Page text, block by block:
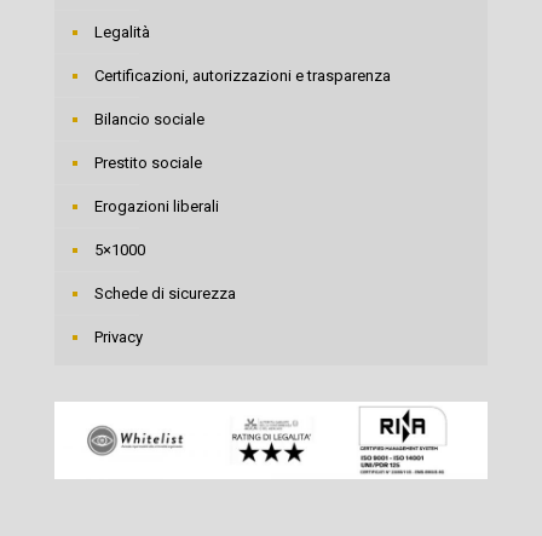
Legalità
Certificazioni, autorizzazioni e trasparenza
Bilancio sociale
Prestito sociale
Erogazioni liberali
5×1000
Schede di sicurezza
Privacy